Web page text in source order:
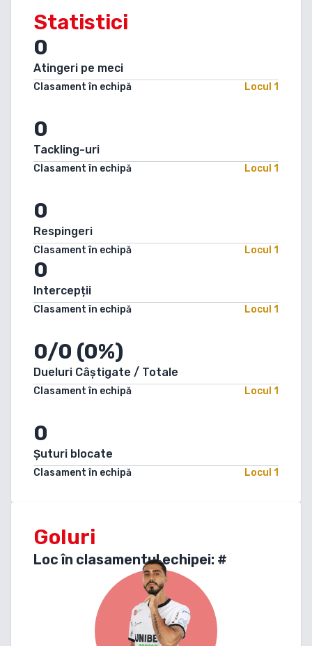
Statistici
0
Atingeri pe meci
Clasament în echipă Locul 1
0
Tackling-uri
Clasament în echipă Locul 1
0
Respingeri
Clasament în echipă Locul 1
0
Intercepții
Clasament în echipă Locul 1
0/0 (0%)
Dueluri Câștigate / Totale
Clasament în echipă Locul 1
0
Șuturi blocate
Clasament în echipă Locul 1
Goluri
Loc în clasamentul echipei: #